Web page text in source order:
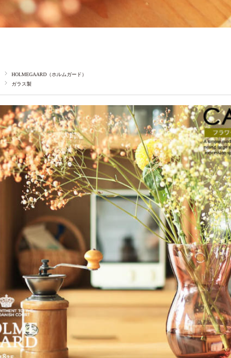
HOLMEGAARD（ホルムガード）
ガラス製